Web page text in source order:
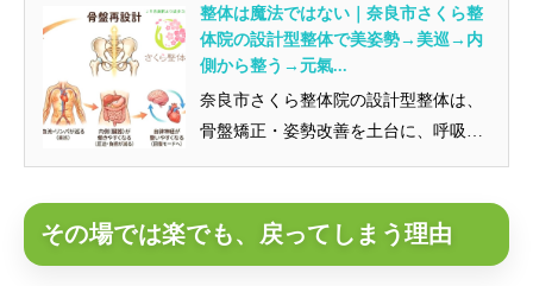
整体は魔法ではない｜奈良市さくら整
体院の設計型整体で美姿勢→美巡→内
側から整う→元氣...
奈良市さくら整体院の設計型整体は、
骨盤矯正・姿勢改善を土台に、呼吸・
血流リンパ・内側の働きやすさ・自...
その場では楽でも、戻ってしまう理由